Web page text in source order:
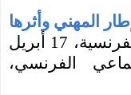
المهني وأثرها
، م النقض الفرنسية، 17 أبريل
الفرنسي،